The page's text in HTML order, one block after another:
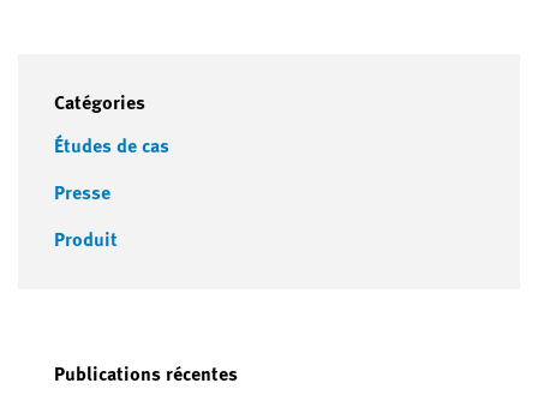
Catégories
Études de cas
Presse
Produit
Publications récentes